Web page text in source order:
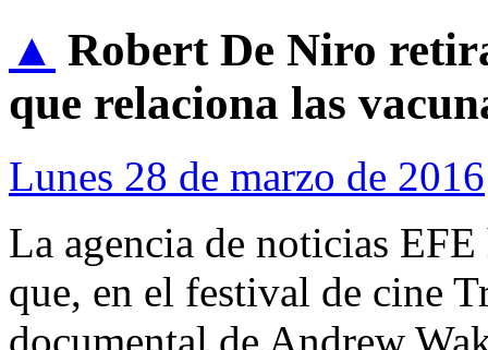
▲ Robert De Niro
que relaciona las
Lunes 28 de marzo de 2016
La agencia de noticias
que, en el festival de cine
documental de Andrew